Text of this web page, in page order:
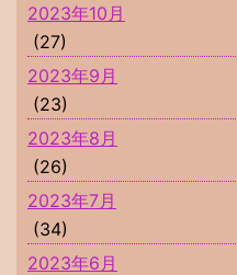
2023年10月
(27)
2023年9月
(23)
2023年8月
(26)
2023年7月
(34)
2023年6月